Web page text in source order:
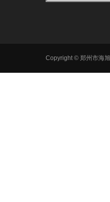
Copyright © 郑州市海